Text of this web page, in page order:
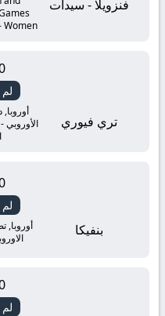
فنزويلا - سيدات
Women - المركز الثالث
تري فيوري
لم
الأوروبي -
بنفيكا
لم
أوروبا,
لم